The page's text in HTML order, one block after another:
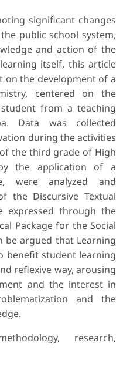
significant changes
public school system,
and action of the
itself, this article
on the development of a
centered on the
from a teaching
Data was collected
during the activities
the third grade of High
the application of a
were analyzed and
the Discursive Textual
expressed through the
Package for the Social
be argued that Learning
benefit student learning
reflexive way, arousing
and the interest in
and the
research,